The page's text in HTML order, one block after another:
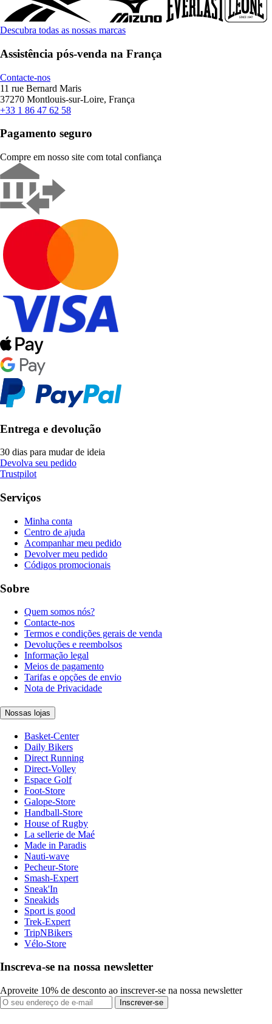
Descubra todas as nossas marcas
Assistência pós-venda na França
Contacte-nos
11 rue Bernard Maris
37270 Montlouis-sur-Loire, França
+33 1 86 47 62 58
Pagamento seguro
Compre em nosso site com total confiança
Entrega e devolução
30 dias para mudar de ideia
Devolva seu pedido
Trustpilot
Serviços
Minha conta
Centro de ajuda
Acompanhar meu pedido
Devolver meu pedido
Códigos promocionais
Sobre
Quem somos nós?
Contacte-nos
Termos e condições gerais de venda
Devoluções e reembolsos
Informação legal
Meios de pagamento
Tarifas e opções de envio
Nota de Privacidade
Nossas lojas
Basket-Center
Daily Bikers
Direct Running
Direct-Volley
Espace Golf
Foot-Store
Galope-Store
Handball-Store
House of Rugby
La sellerie de Maé
Made in Paradis
Nauti-wave
Pecheur-Store
Smash-Expert
Sneak'In
Sneakids
Sport is good
Trek-Expert
TripNBikers
Vélo-Store
Inscreva-se na nossa newsletter
Aproveite 10% de desconto ao inscrever-se na nossa newsletter
Inscrever-se